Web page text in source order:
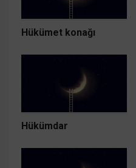
Hükümet konağı
Hükümdar